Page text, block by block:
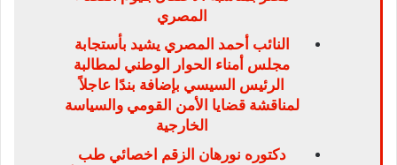
المصري
النائب أحمد المصري يشيد بأستجابة
مجلس أمناء الحوار الوطني لمطالبة
الرئيس السيسي بإضافة بندًا عاجلاً
لمناقشة قضايا الأمن القومي والسياسة
الخارجية
دكتوره نورهان الزقم اخصائي طب